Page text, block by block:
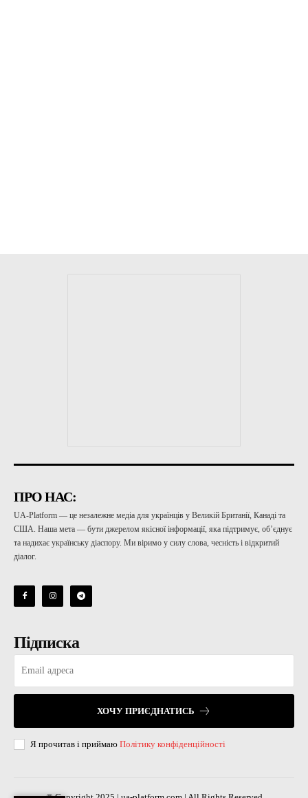
ПРО НАС:
UA-Platform — це незалежне медіа для українців у Великій Британії, Канаді та
США. Наша мета — бути джерелом якісної інформації, яка підтримує, об’єднує
та надихає українську діаспору. Ми віримо у силу слова, чесність і відкритий
діалог.
Підписка
ХОЧУ ПРИЄДНАТИСЬ
Я прочитав і приймаю Політику конфіденційності